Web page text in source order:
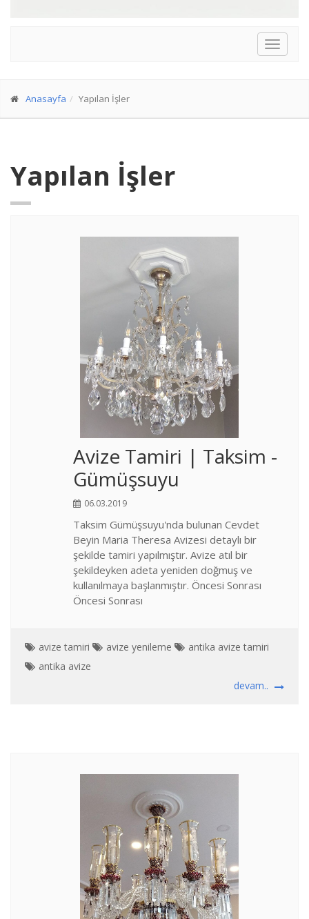
Anasayfa Yapılan İşler
Yapılan İşler
Avize Tamiri | Taksim -
Gümüşsuyu
06.03.2019
Taksim Gümüşsuyu'nda bulunan Cevdet
Beyin Maria Theresa Avizesi detaylı bir
şekilde tamiri yapılmıştır. Avize atıl bir
şekildeyken adeta yeniden doğmuş ve
kullanılmaya başlanmıştır. Öncesi Sonrası
Öncesi Sonrası
avize tamiri avize yenileme
antika avize tamiri
antika avize
devam..